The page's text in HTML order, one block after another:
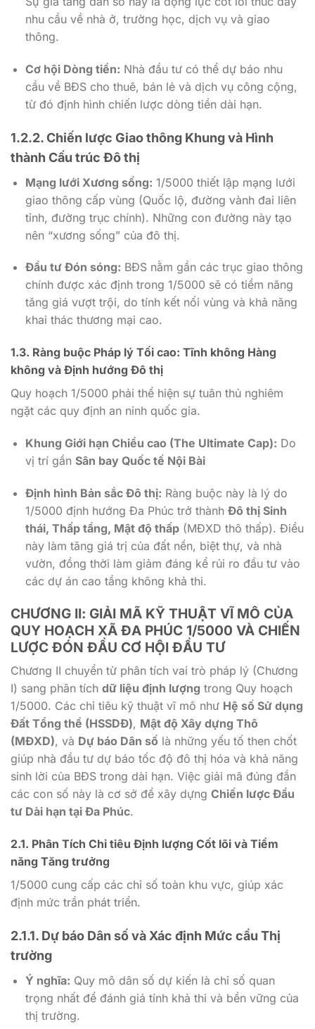
nhu cầu về nhà ở, trường học, dịch vụ và giao
thông.
Cơ hội Dòng tiền: Nhà đầu tư có thể dự báo nhu
cầu về BĐS cho thuê, bán lẻ và dịch vụ công cộng,
từ đó định hình chiến lược dòng tiền dài hạn.
1.2.2. Chiến lược Giao thông Khung và Hình
thành Cấu trúc Đô thị
Mạng lưới Xương sống: 1/5000 thiết lập mạng lưới
giao thông cấp vùng (Quốc lộ, đường vành đai liên
tỉnh, đường trục chính). Những con đường này tạo
nên “xương sống” của đô thị.
Đầu tư Đón sóng: BĐS nằm gần các trục giao thông
chính được xác định trong 1/5000 sẽ có tiềm năng
tăng giá vượt trội, do tính kết nối vùng và khả năng
khai thác thương mại cao.
1.3. Ràng buộc Pháp lý Tối cao: Tĩnh không Hàng
không và Định hướng Đô thị
Quy hoạch 1/5000 phải thể hiện sự tuân thủ nghiêm
ngặt các quy định an ninh quốc gia.
Khung Giới hạn Chiều cao (The Ultimate Cap): Do
vị trí gần Sân bay Quốc tế Nội Bài
Định hình Bản sắc Đô thị: Ràng buộc này là lý do
1/5000 định hướng Đa Phúc trở thành Đô thị Sinh
thái, Thấp tầng, Mật độ thấp(MĐXD thô thấp). Điều
này làm tăng giá trị của đất nền, biệt thự, và nhà
vườn, đồng thời làm giảm đáng kể rủi ro đầu tư vào
các dự án cao tầng không khả thi.
CHƯƠNG II: GIẢI MÃ KỸ THUẬT VĨ MÔ CỦA
QUY HOẠCH XÃ ĐA PHÚC 1/5000 VÀ CHIẾN
LƯỢC ĐÓN ĐẦU CƠ HỘI ĐẦU TƯ
Chương II chuyển từ phân tích vai trò pháp lý (Chương
I) sang phân tích dữ liệu định lượng trong Quy hoạch
1/5000. Các chỉ tiêu kỹ thuật vĩ mô như Hệ số Sử dụng
Đất Tổng thể (HSSDĐ), Mật độ Xây dựng Thô
(MĐXD), và Dự báo Dân số là những yếu tố then chốt
giúp nhà đầu tư dự báo tốc độ đô thị hóa và khả năng
sinh lời của BĐS trong dài hạn. Việc giải mã đúng đắn
các con số này là cơ sở để xây dựng Chiến lược Đầu
tư Dài hạn tại Đa Phúc.
2.1. Phân Tích Chỉ tiêu Định lượng Cốt lõi và Tiềm
năng Tăng trưởng
1/5000 cung cấp các chỉ số toàn khu vực, giúp xác
định mức trần phát triển.
2.1.1. Dự báo Dân số và Xác định Mức cầu Thị
trường
Ý nghĩa: Quy mô dân số dự kiến là chỉ số quan
trọng nhất để đánh giá tính khả thi và bền vững của
thị trường.